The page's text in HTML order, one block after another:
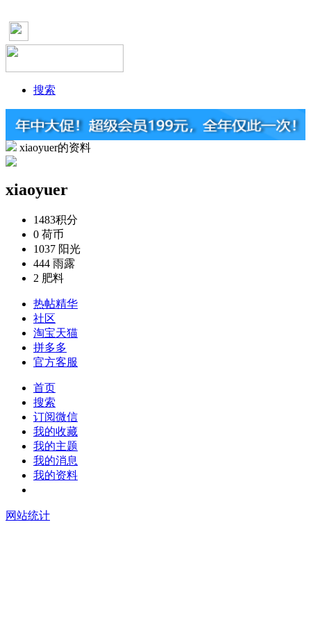
搜索
xiaoyuer的资料
xiaoyuer
1483积分
0 荷币
1037 阳光
444 雨露
2 肥料
热帖精华
社区
淘宝天猫
拼多多
官方客服
首页
搜索
订阅微信
我的收藏
我的主题
我的消息
我的资料
网站统计